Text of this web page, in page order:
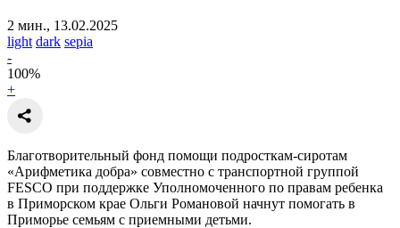
2 мин., 13.02.2025
light dark sepia
-
100%
+
Благотворительный фонд помощи подросткам-сиротам
«Арифметика добра» совместно с транспортной группой
FESCO при поддержке Уполномоченного по правам ребенка
в Приморском крае Ольги Романовой начнут помогать в
Приморье семьям с приемными детьми.